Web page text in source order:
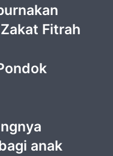
Fitrah
anak